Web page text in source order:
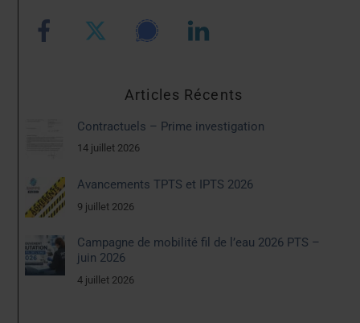
Articles Récents
Contractuels – Prime investigation
14 juillet 2026
Avancements TPTS et IPTS 2026
9 juillet 2026
Campagne de mobilité fil de l’eau 2026 PTS –
juin 2026
4 juillet 2026